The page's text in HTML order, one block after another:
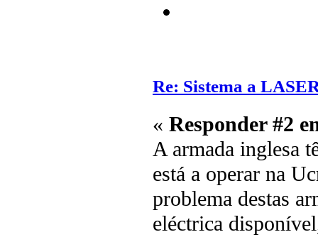
Re: Sistema a
« Responder #2
A armada inglesa
está a operar na
problema destas
eléctrica